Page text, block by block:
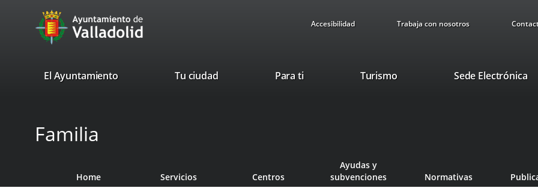
Portal
Web
Ayuntamiento
Valladolid
Accesibilidad Trabaja con nosotros
valladolid.es
El Ayuntamiento Tu ciudad Para ti TurismoThis
window.
Sede Electrónica
Familia
Home Servicios Centros
Ayudas y
subvenciones
Normativas